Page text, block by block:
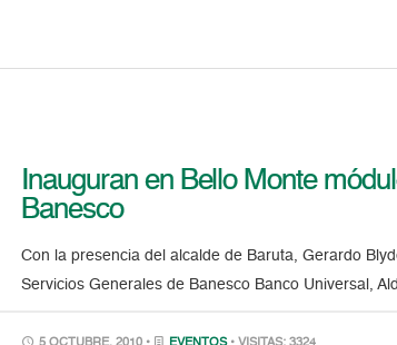
Inauguran en Bello Monte
Banesco
Con la presencia del alcalde de Baruta, Gerardo
Servicios Generales de Banesco Banco Universal,